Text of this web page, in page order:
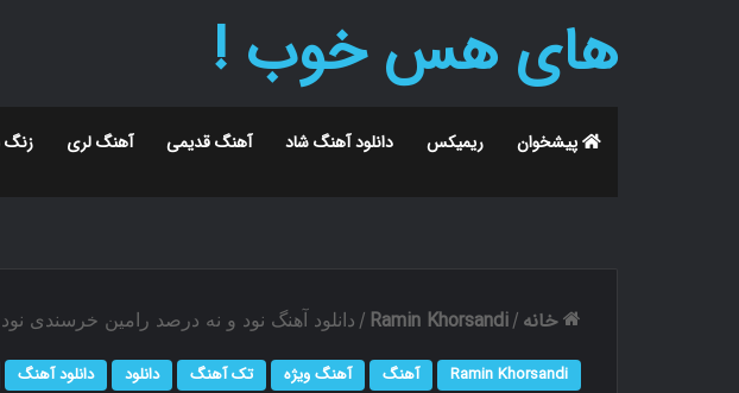
های هس خوب !
پیشخوان ریمیکس دانلود آهنگ شاد آهنگ قدیمی آهنگ لری زنگ
خانه /
Ramin Khorsandi
/ دانلود آهنگ نود و نه درصد رامین خرسندی
Ramin Khorsandi آهنگ آهنگ ویژه تک آهنگ دانلود دانلود آهنگ